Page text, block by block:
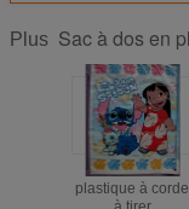
Plus Sac à dos en
Sac à dos en
plastique à corde